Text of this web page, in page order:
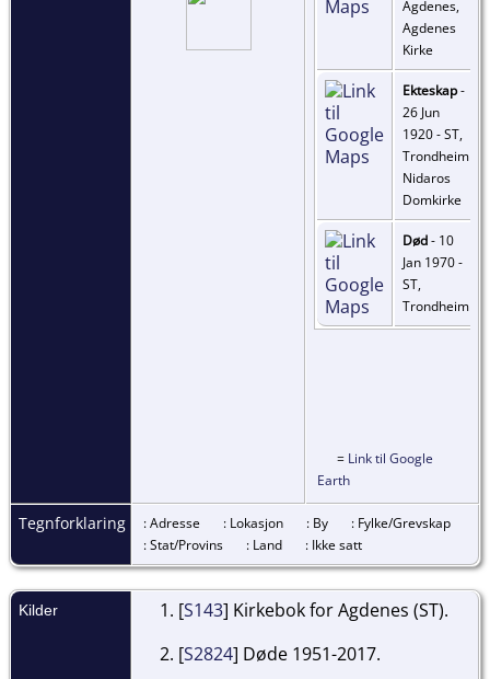
Agdenes,
Agdenes
Kirke
Ekteskap-
26 Jun
1920 - ST,
Trondheim
Nidaros
Domkirke
Død- 10
Jan 1970 -
ST,
Trondheim
= Link til Google
Earth
Tegnforklaring : Adresse : Lokasjon : By
: Fylke/Grevskap
: Stat/Provins
: Land : Ikke satt
Kilder [S143] Kirkebok for Agdenes (ST).
[S2824] Døde 1951-2017.